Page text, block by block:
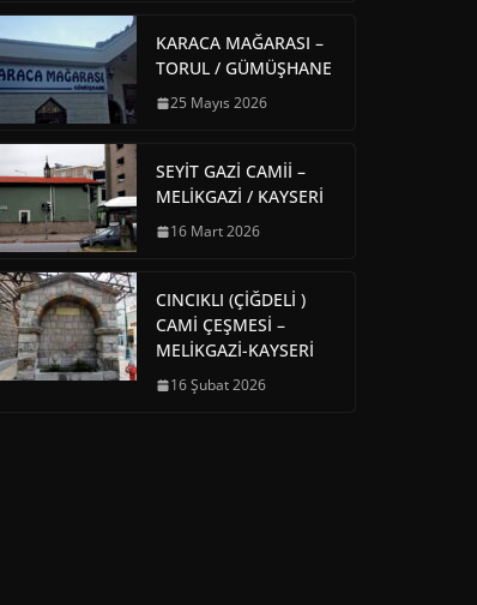
KARACA MAĞARASI –
TORUL / GÜMÜŞHANE
25 Mayıs 2026
SEYİT GAZİ CAMİİ –
MELİKGAZİ / KAYSERİ
16 Mart 2026
CINCIKLI (ÇİĞDELİ )
CAMİ ÇEŞMESİ –
MELİKGAZİ-KAYSERİ
16 Şubat 2026